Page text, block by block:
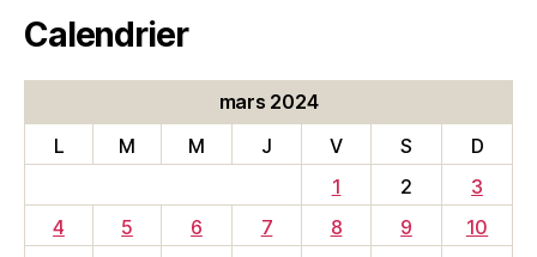
Calendrier
mars 2024
L
M M J V S
D
1
2
3
4
5 6 7 8 9
10